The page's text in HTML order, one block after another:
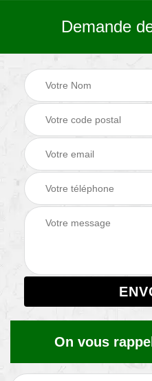
Demande
On vous